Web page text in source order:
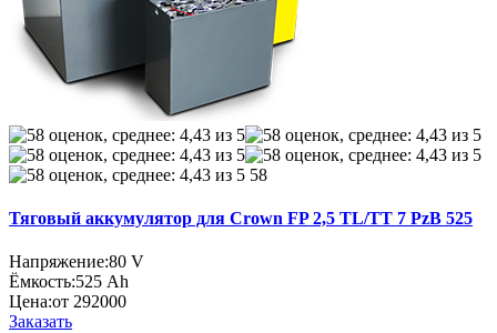
58
Тяговый аккумулятор для Crown FP 2,5 TL/TT 7 PzB 525
Напряжение:80 V
Ёмкость:525 Ah
Цена:от 292000
Заказать